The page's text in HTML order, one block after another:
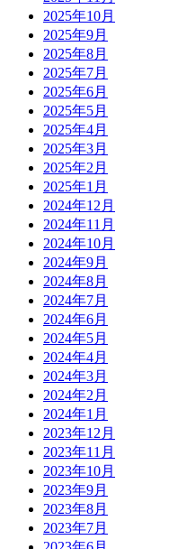
2025年10月
2025年9月
2025年8月
2025年7月
2025年6月
2025年5月
2025年4月
2025年3月
2025年2月
2025年1月
2024年12月
2024年11月
2024年10月
2024年9月
2024年8月
2024年7月
2024年6月
2024年5月
2024年4月
2024年3月
2024年2月
2024年1月
2023年12月
2023年11月
2023年10月
2023年9月
2023年8月
2023年7月